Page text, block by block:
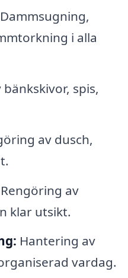
Dammsugning,
i alla
spis,
av dusch,
Rengöring av
klar utsikt.
Hantering av
vardag.